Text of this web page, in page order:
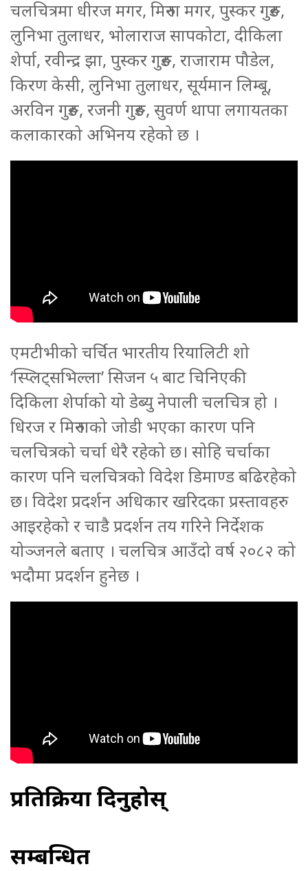
चलचित्रमा धीरज मगर, मिरुना मगर, पुस्कर गुरुङ,
लुनिभा तुलाधर, भोलाराज सापकोटा, दीकिला
शेर्पा, रवीन्द्र झा, पुस्कर गुरुङ, राजाराम पौडेल,
किरण केसी, लुनिभा तुलाधर, सूर्यमान लिम्बू,
अरविन गुरुङ, रजनी गुरुङ, सुवर्ण थापा लगायतका
कलाकारको अभिनय रहेको छ ।
एमटीभीको चर्चित भारतीय रियालिटी शो
‘स्प्लिट्सभिल्ला’ सिजन ५ बाट चिनिएकी
दिकिला शेर्पाको यो डेब्यु नेपाली चलचित्र हो ।
धिरज र मिरुनाको जोडी भएका कारण पनि
चलचित्रको चर्चा धेरै रहेको छ। सोहि चर्चाका
कारण पनि चलचित्रको विदेश डिमाण्ड बढिरहेको
छ। विदेश प्रदर्शन अधिकार खरिदका प्रस्तावहरु
आइरहेको र चाडै प्रदर्शन तय गरिने निर्देशक
योञ्जनले बताए । चलचित्र आउँदो वर्ष २०८२ को
भदौमा प्रदर्शन हुनेछ ।
प्रतिक्रिया दिनुहोस्
सम्बन्धित